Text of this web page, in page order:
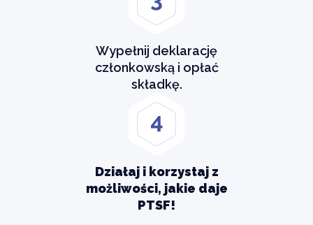
Wypełnij deklarację
członkowską i opłać
składkę.
Działaj i korzystaj z
możliwości, jakie daje
PTSF!